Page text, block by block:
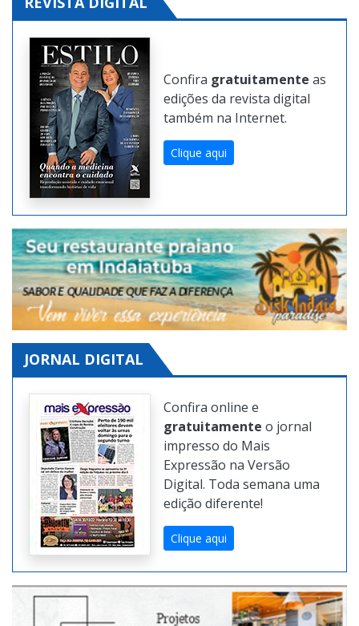
REVISTA DIGITAL
Confiragratuitamente
edições da revista digital
Clique aqui
JORNAL DIGITAL
Confira online e
gratuitamente
Expressão na Versão
Digital. Toda semana uma
edição diferente!
Clique aqui